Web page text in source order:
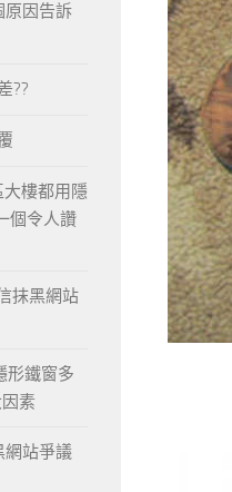
原因告訴
??
大樓都用隱
個令人讚
抹黑網站
形鐵窗多
素
網站爭議